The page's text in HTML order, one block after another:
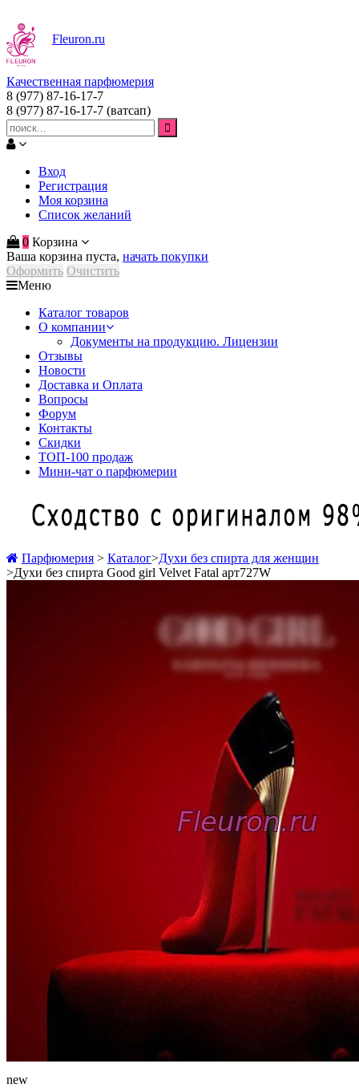
Fleuron.ru
Качественная парфюмерия
8 (977) 87-16-17-7
8 (977) 87-16-17-7 (ватсап)
Вход
Регистрация
Моя корзина
Список желаний
0 Корзина
Ваша корзина пуста, начать покупки
Оформить Очистить
Меню
Каталог товаров
О компании
Документы на продукцию. Лицензии
Отзывы
Новости
Доставка и Оплата
Вопросы
Форум
Контакты
Скидки
ТОП-100 продаж
Мини-чат о парфюмерии
Парфюмерия > Каталог>Духи без спирта для женщин
>Духи без спирта Good girl Velvet Fatal арт727W
new